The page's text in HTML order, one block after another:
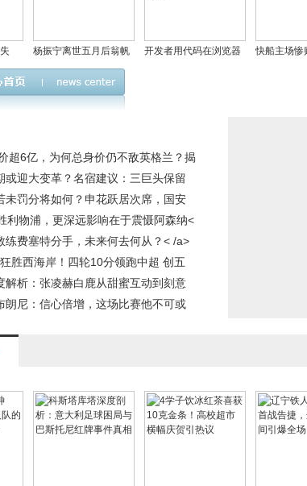
准
杨振宁离世五月后翁帆
新动态，怀孕传闻终被
开发者用代码在浏览器
快船主场惨
超6亿，为何总身价仍不敌英格兰？揭
或迎大变革？名宿建议：三巨头保留
档杜兰特< /a>
未罚分将如何？申花跃居次席，国安
垫底< /a>
利物浦，更深远影响在于震慑阿森纳<
练费塞特分手，未来何去何从？< /a>
胜西海岸！四轮10分领跑中超 创五
解析：张凌赫白鹿从甜蜜互动到刻意
法则< /a>
朗尼：信心倍增，这场比赛他不可或